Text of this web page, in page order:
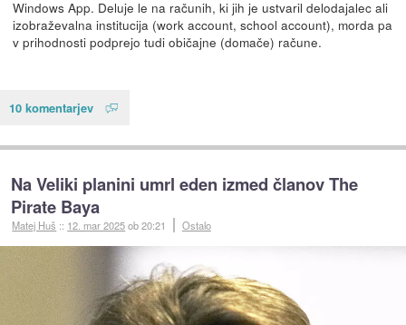
Windows App. Deluje le na računih, ki jih je ustvaril delodajalec ali
izobraževalna institucija (work account, school account), morda pa
v prihodnosti podprejo tudi običajne (domače) račune.
10 komentarjev
Na Veliki planini umrl eden izmed članov The
Pirate Baya
Matej Huš :: 12. mar 2025ob 20:21 Ostalo